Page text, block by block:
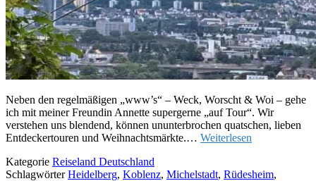
Neben den regelmäßigen „www’s“ – Weck, Worscht & Woi – gehe
ich mit meiner Freundin Annette supergerne „auf Tour“. Wir
verstehen uns blendend, können ununterbrochen quatschen, lieben
Entdeckertouren und Weihnachtsmärkte.… Weiterlesen
Kategorie Reiseland Deutschland
SchlagwörterHeidelberg, Koblenz, Michelstadt, Rüdesheim,